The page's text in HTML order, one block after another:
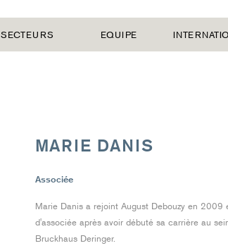
SECTEURS EQUIPE
MARIE DANIS
Associée
Marie Danis a rejoint August Debouzy en 2009
d'associée après avoir débuté sa carrière au
Bruckhaus Deringer.